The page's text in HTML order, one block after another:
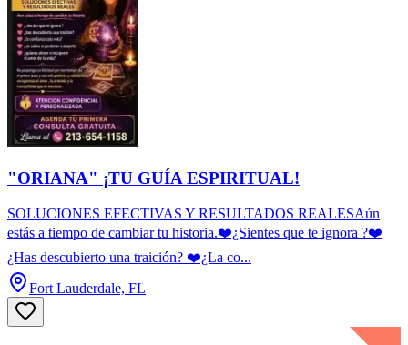
"ORIANA" ¡TU GUÍA ESPIRITUAL!
SOLUCIONES EFECTIVAS Y RESULTADOS REALESAún
estás a tiempo de cambiar tu historia.❤️¿Sientes que te ignora ?❤️
¿Has descubierto una traición? ❤️¿La co...
Fort Lauderdale, FL